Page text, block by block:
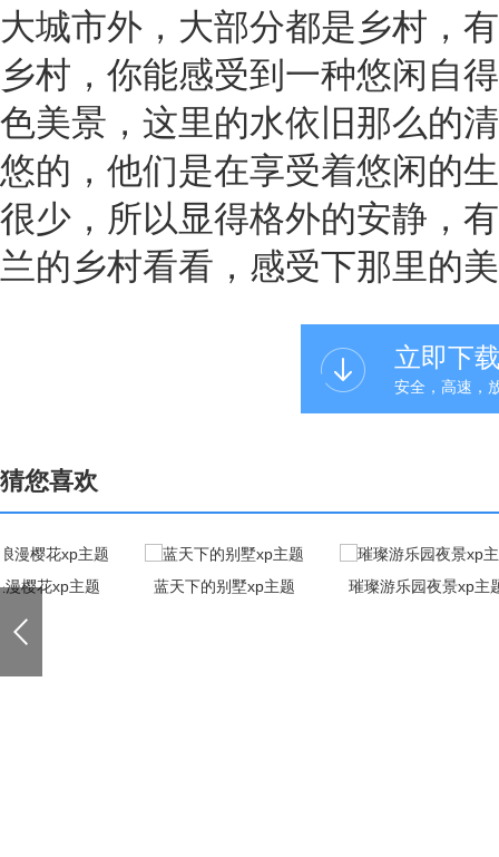
大城市外，大部分都是乡村，
乡村，你能感受到一种悠闲自
色美景，这里的水依旧那么的
悠的，他们是在享受着悠闲的
很少，所以显得格外的安静，
兰的乡村看看，感受下那里的
立即下
安全，高速，
猜您喜欢
蓝天下的别墅xp主题 璀璨游乐园夜景xp主题 向日葵唯